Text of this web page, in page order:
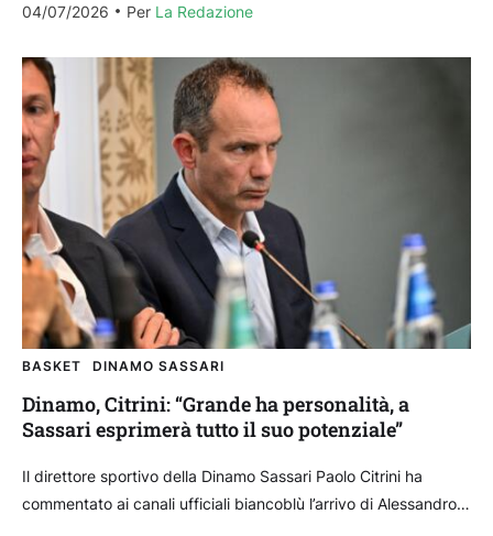
04/07/2026
Per La Redazione
BASKET DINAMO SASSARI
Dinamo, Citrini: “Grande ha personalità, a
Sassari esprimerà tutto il suo potenziale”
Il direttore sportivo della Dinamo Sassari Paolo Citrini ha
commentato ai canali ufficiali biancoblù l’arrivo di Alessandro